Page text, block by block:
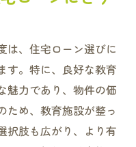
る枚方市の地域特
ーンの選び方
用したローン申請
法
は、住宅ローン選びに
す。特に、良好な教育
魅力であり、物件の価
ため、教育施設が整っ
択肢も広がり、より有